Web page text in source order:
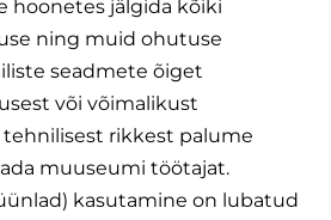
hoonetes jälgida kõiki
ning muid ohutuse
seadmete õiget
või võimalikust
rikkest palume
muuseumi töötajat.
kasutamine on lubatud